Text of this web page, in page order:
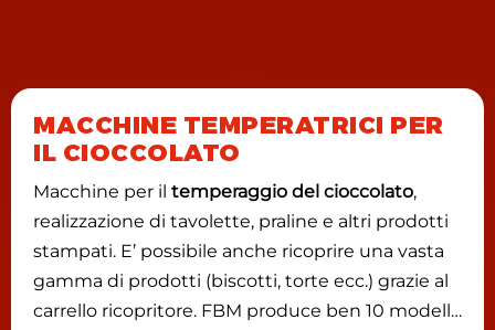
MACCHINE TEMPERATRICI PER
IL CIOCCOLATO
Macchine per il temperaggio del cioccolato,
realizzazione di tavolette, praline e altri prodotti
stampati. E’ possibile anche ricoprire una vasta
gamma di prodotti (biscotti, torte ecc.) grazie al
carrello ricopritore. FBM produce ben 10 modelli